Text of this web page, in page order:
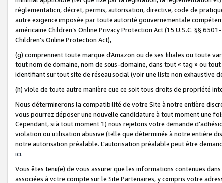
réglementation, décret, permis, autorisation, directive, code de
autre exigence imposée par toute autorité gouvernementale
américaine Children’s Online Privacy Protection Act (15 U.S.C. §§
Children’s Online Protection Act),
(g) comprennent toute marque d'Amazon ou de ses filiales ou toute
tout nom de domaine, nom de sous-domaine, dans tout « tag » ou
identifiant sur tout site de réseau social (voir une liste non exhaustive
(h) viole de toute autre manière que ce soit tous droits de propriété
Nous déterminerons la compatibilité de votre Site à notre entière
vous pourrez déposer une nouvelle candidature à tout moment une
Cependant, si à tout moment 1) nous rejetons votre demande
violation ou utilisation abusive (telle que déterminée à notre entière
notre autorisation préalable. L'autorisation préalable peut être
ici.
Vous êtes tenu(e) de vous assurer que les informations contenues
associées à votre compte sur le Site Partenaires, y compris votre